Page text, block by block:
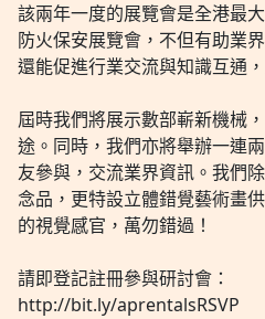
該兩年一度的展覽會是全港最
防火保安展覽會，不但有助業
還能促進行業交流與知識互通
屆時我們將展示數部嶄新機械
途。同時，我們亦將舉辦一連
友參與，交流業界資訊。我們
念品，更特設立體錯覺藝術畫
的視覺感官，萬勿錯過！
請即登記註冊參與研討會：
http://bit.ly/aprentalsRSVP